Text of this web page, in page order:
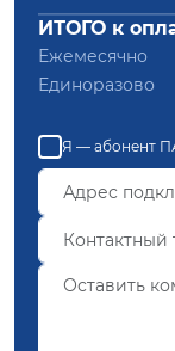
ИТОГО к
Ежемесячно
Единоразово
Я — абонент